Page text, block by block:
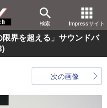
検索 Impressサイト
界を超える」サウンドバ
次の画像